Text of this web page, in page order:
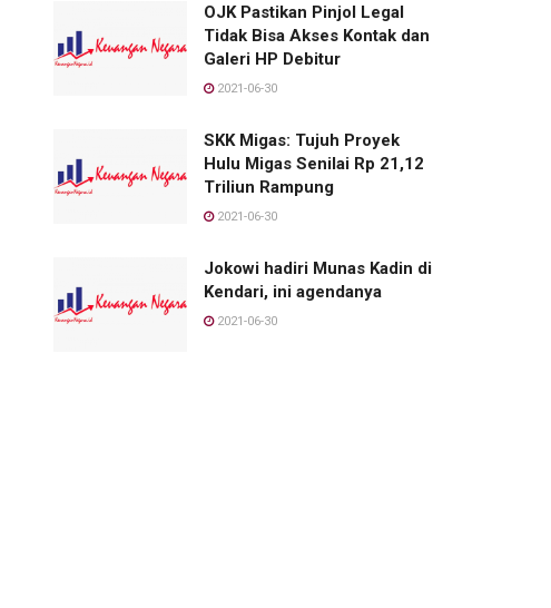
OJK Pastikan Pinjol Legal
Tidak Bisa Akses Kontak dan
Galeri HP Debitur
2021-06-30
SKK Migas: Tujuh Proyek
Hulu Migas Senilai Rp 21,12
Triliun Rampung
2021-06-30
Jokowi hadiri Munas Kadin di
Kendari, ini agendanya
2021-06-30